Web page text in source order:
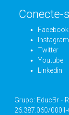
Facebook
Instagram
Twitter
Youtube
Linkedin
Grupo: EducBr -
26.387.060/